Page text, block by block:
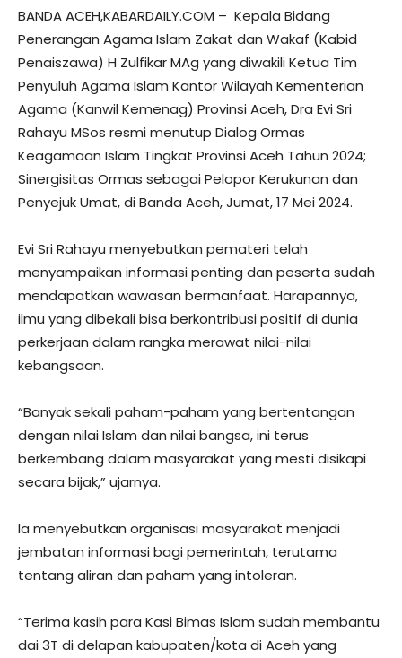
BANDA ACEH,KABARDAILY.COM – Kepala Bidang
Penerangan Agama Islam Zakat dan Wakaf (Kabid
Penaiszawa) H Zulfikar MAg yang diwakili Ketua Tim
Penyuluh Agama Islam Kantor Wilayah Kementerian
Agama (Kanwil Kemenag) Provinsi Aceh, Dra Evi Sri
Rahayu MSos resmi menutup Dialog Ormas
Keagamaan Islam Tingkat Provinsi Aceh Tahun 2024;
Sinergisitas Ormas sebagai Pelopor Kerukunan dan
Penyejuk Umat, di Banda Aceh, Jumat, 17 Mei 2024.
Evi Sri Rahayu menyebutkan pemateri telah
menyampaikan informasi penting dan peserta sudah
mendapatkan wawasan bermanfaat. Harapannya,
ilmu yang dibekali bisa berkontribusi positif di dunia
perkerjaan dalam rangka merawat nilai-nilai
kebangsaan.
“Banyak sekali paham-paham yang bertentangan
dengan nilai Islam dan nilai bangsa, ini terus
berkembang dalam masyarakat yang mesti disikapi
secara bijak,” ujarnya.
Ia menyebutkan organisasi masyarakat menjadi
jembatan informasi bagi pemerintah, terutama
tentang aliran dan paham yang intoleran.
“Terima kasih para Kasi Bimas Islam sudah membantu
dai 3T di delapan kabupaten/kota di Aceh yang